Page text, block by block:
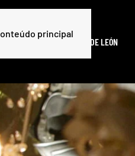
principal
HOME A CECINA DE LEÓN